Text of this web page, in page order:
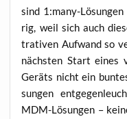
sind 1:many-
rig, weil sich auch
tra­ti­ven Auf­wand so
nächs­ten Start eines
Geräts nicht ein
sun­gen
MDM-Lösun­gen –